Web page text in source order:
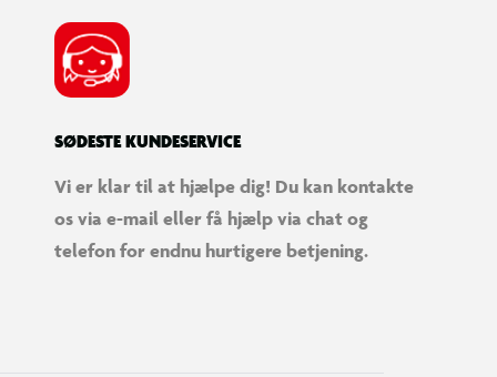
SØDESTE KUNDESERVICE
Vi er klar til at hjælpe dig! Du kan kontakte
os via e-mail eller få hjælp via chat og
telefon for endnu hurtigere betjening.